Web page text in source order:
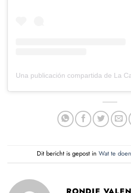
Dit bericht is gepost in Wat te doen